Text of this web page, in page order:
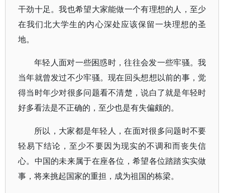
干劲十足。我也希望大家能做一个有理想的人，至少
在我们北大学生的内心深处应该保留一块理想的圣
地。
年轻人面对一些困惑时，往往会发一些牢骚。我
当年就曾发过不少牢骚。现在回头想想以前的事，觉
得当时年少对很多问题看不清楚，说白了就是年轻时
好多看法是不正确的，至少也是有失偏颇的。
所以，大家都是年轻人，在面对很多问题时不要
轻易下结论，至少不要因为现实的不调和而丧失信
心。中国的未来属于在座各位，希望各位踏踏实实做
事，将来挑起国家的重担，成为祖国的栋梁。